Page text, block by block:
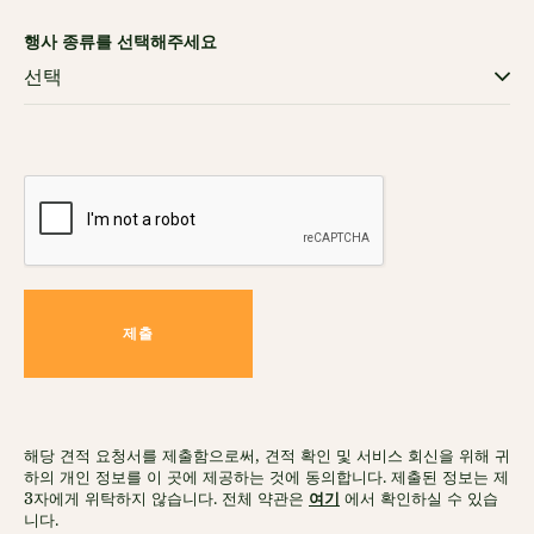
행사 종류를 선택해주세요
제출
해당 견적 요청서를 제출함으로써, 견적 확인 및 서비스 회신을 위해 귀
하의 개인 정보를 이 곳에 제공하는 것에 동의합니다. 제출된 정보는 제
3자에게 위탁하지 않습니다. 전체 약관은 여기 에서 확인하실 수 있습
니다.